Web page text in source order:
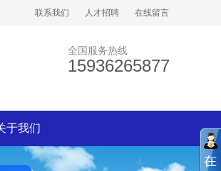
联系我们 人才招聘 在线留言
全国服务热线
15936265877
于我们